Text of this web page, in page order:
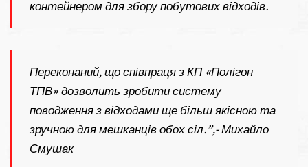
контейнером для збору побутових відходів.
Переконаний, що співпраця з КП «Полігон
ТПВ» дозволить зробити систему
поводження з відходами ще більш якісною та
зручною для мешканців обох сіл.”,- Михайло
Смушак